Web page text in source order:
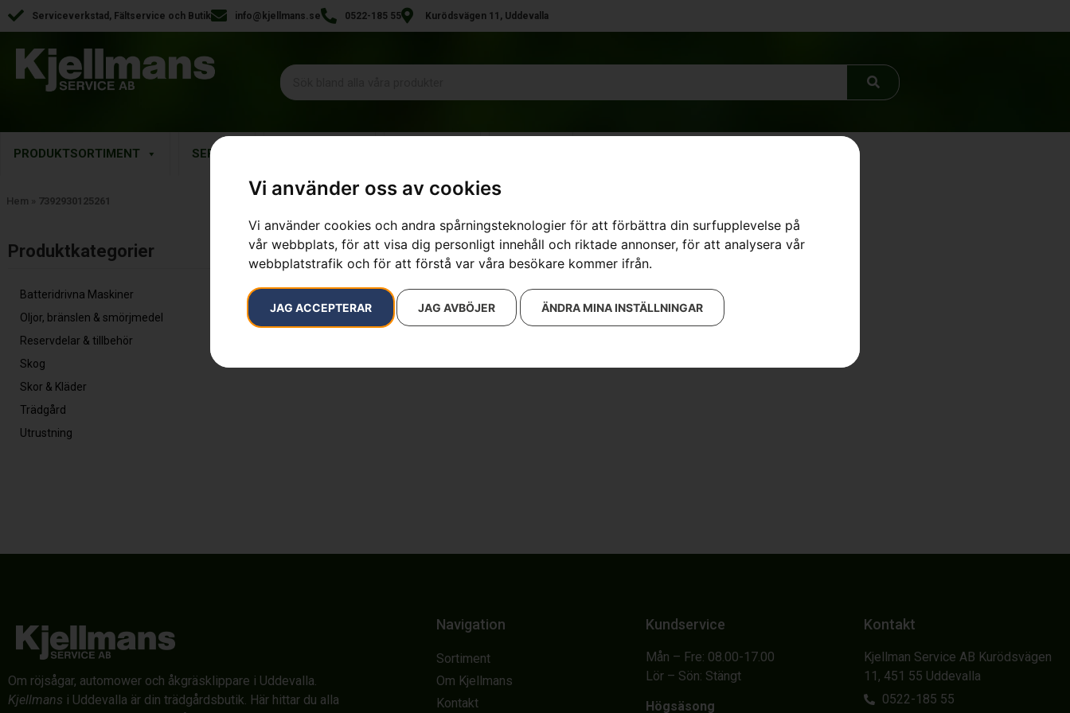
Vi använder oss av cookies
Vi använder cookies och andra spårningsteknologier för att förbättra din surfupplevelse på
vår webbplats, för att visa dig personligt innehåll och riktade annonser, för att analysera vår
webbplatstrafik och för att förstå var våra besökare kommer ifrån.
JAG ACCEPTERAR JAG AVBÖJER ÄNDRA MINA INSTÄLLNINGAR
Serviceverkstad, Fältservice och Butik info@kjellmans.se 0522-185 55 Kurödsvägen 11, Uddevalla
PRODUKTSORTIMENT SERVICE
Hem » 7392930125261
Produktkategorier​
Batteridrivna Maskiner
Oljor, bränslen & smörjmedel
Reservdelar & tillbehör
Skog
Skor & Kläder
Trädgård
Utrustning
Inga resultat.
Om röjsågar, automower och åkgräsklippare i Uddevalla.
Kjellmans i Uddevalla är din trädgårdsbutik. Här hittar du alla
Navigation
Sortiment
Om Kjellmans
Kontakt
Kundservice
Mån – Fre: 08.00-17.00
Lör – Sön: Stängt
Högsäsong
Kontakt
Kjellman Service AB Kurödsvägen
11, 451 55 Uddevalla
0522-185 55